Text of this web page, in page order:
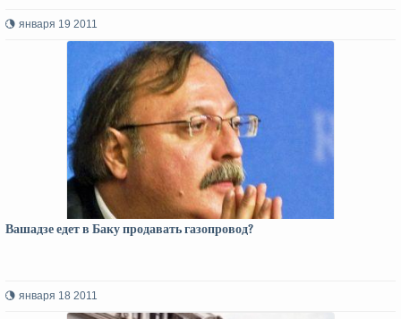
января 19 2011
Вашадзе едет в Баку продавать газопровод?
января 18 2011